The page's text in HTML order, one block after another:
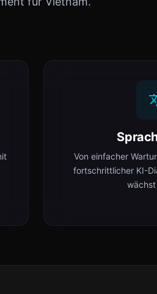
Von einfacher
fortschrittlicher KI-